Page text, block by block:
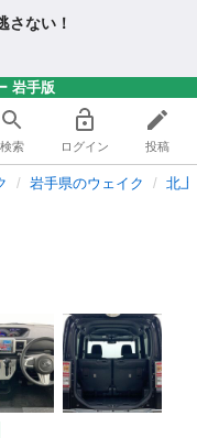
さない！
岩手版
検索 ログイン 投稿
岩手県のウェイク 北